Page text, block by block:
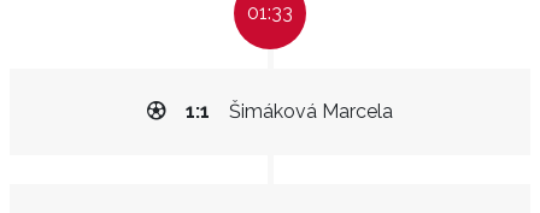
01:33
Šimáková Marcela
1:1